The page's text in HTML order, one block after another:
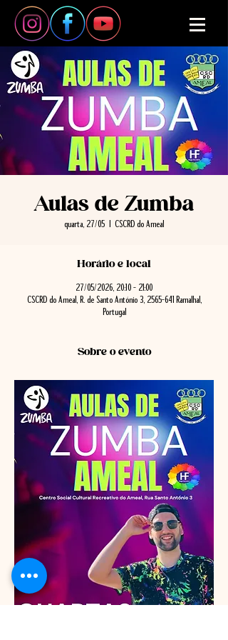
Aulas de Zumba
quarta, 27/05 CSCRD do Ameal
Horário e local
27/05/2026, 20:10 – 21:00
CSCRD do Ameal, R. de Santo António 3, 2565-641 Ramalhal,
Portugal
Sobre o evento